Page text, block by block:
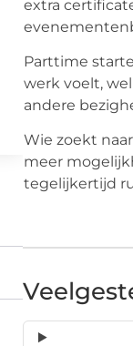
extra
Parttime
werk voelt,
andere
Wie zoekt
meer
tegelijkertijd